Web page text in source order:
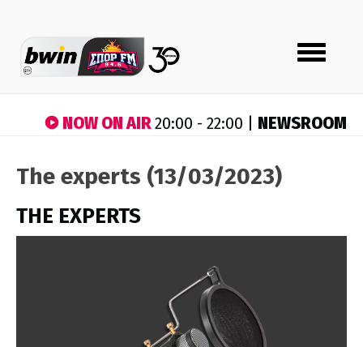
Toggle
navigation
NOW ON AIR20:00 - 22:00 | NEWSROOM
The experts (13/03/2023)
THE EXPERTS